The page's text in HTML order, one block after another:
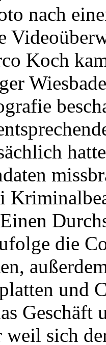
nach
Koch
die
und
Geschäft
weil sich